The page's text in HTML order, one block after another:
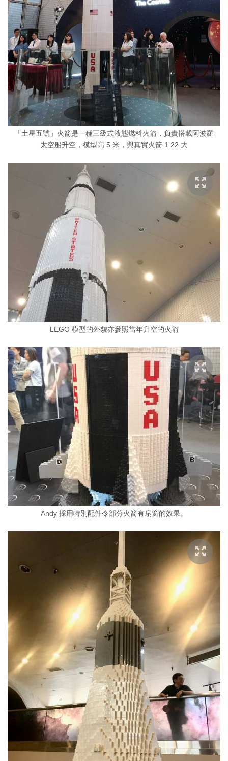
「土星五號」火箭是一種三級式液態燃料火箭，負責搭載阿波羅
太空船升空，模型高 5 米，與真實火箭 1:22 大
LEGO 模型的外貌亦參照當年升空的火箭
Andy 採用特別配件令部分火箭有扇窗的效果。